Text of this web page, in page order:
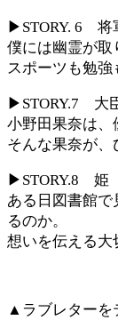
▶STORY. 6 将
僕には幽霊が
スポーツも勉
▶STORY.7 大
小野田果奈は、
そんな果奈が
▶STORY.8 姫
ある日図書館
るのか。
想いを伝える大
▲ラブレターを